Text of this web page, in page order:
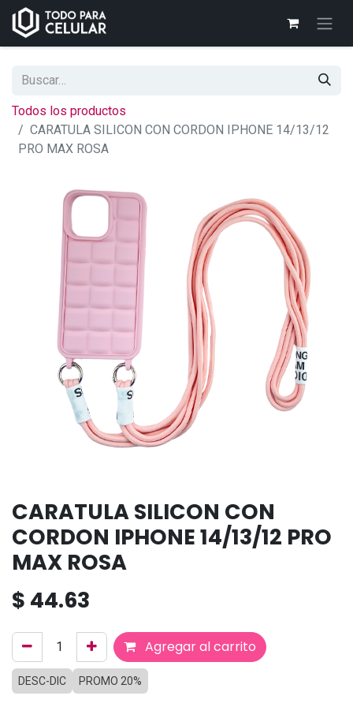
Todos los productos
CARATULA SILICON CON CORDON IPHONE 14/13/12
PRO MAX ROSA
CARATULA SILICON CON
CORDON IPHONE 14/13/12 PRO
MAX ROSA
$ 44.63
Agregar al carrito
DESC-DIC PROMO 20%